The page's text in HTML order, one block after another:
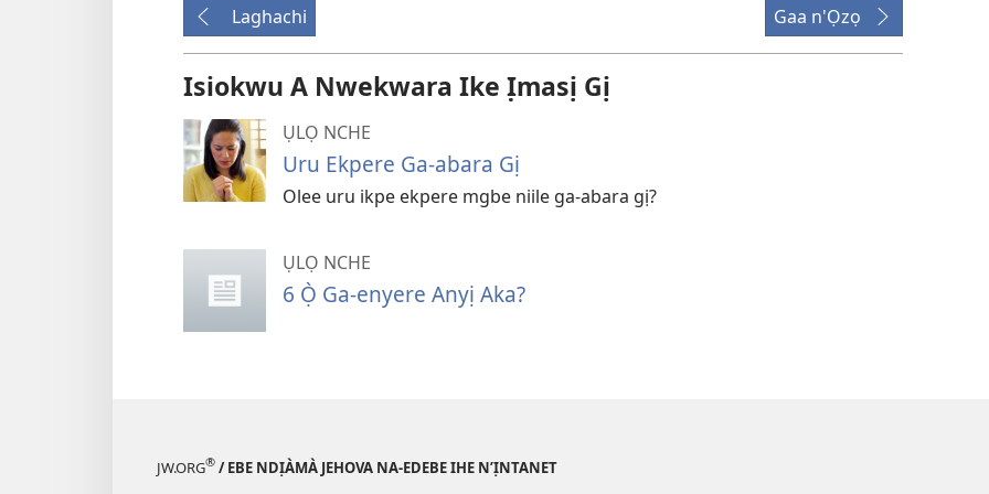
Laghachi Gaa n'Ọzọ
Isiokwu A Nwekwara Ike Ịmasị Gị
ỤLỌ NCHE
Uru Ekpere Ga-abara Gị
Olee uru ikpe ekpere mgbe niile ga-abara gị?
ỤLỌ NCHE
6 Ọ̀ Ga-enyere Anyị Aka?
JW.ORG® / EBE NDỊÀMÀ JEHOVA NA-EDEBE IHE N’ỊNTANET